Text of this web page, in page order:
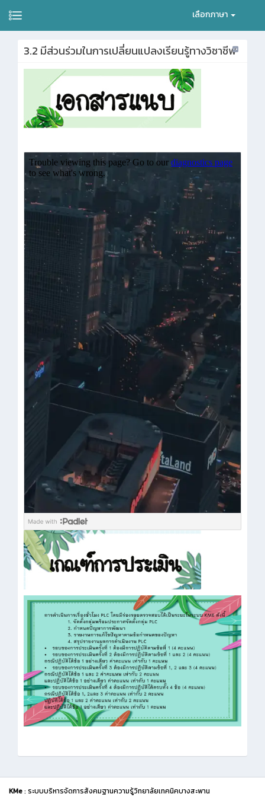
เลือกภาษา
3.2 มีส่วนร่วมในการเปลี่ยนแปลงเรียนรู้ทางวิชาชีพ
KMe: ระบบบริหารจัดการสังคมฐานความรู้วิทยาลัยเทคนิคบางสะพาน